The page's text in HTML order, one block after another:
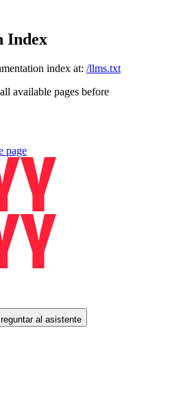
Index
index at: /llms.txt
available pages before
page
al asistente